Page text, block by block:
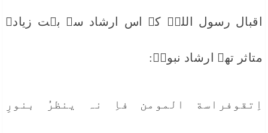
اقبال رسول اللہۖ کے اس ارشاد سے بہت زیادہ
متاثر تھے ارشاد نبویۖ:
اِتقوفراسة المومن فاِ نہ ینظرُ بنورِ